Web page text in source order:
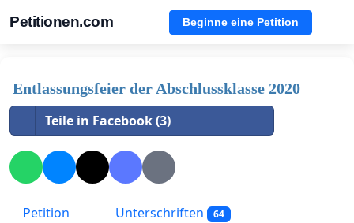
Petitionen.com Beginne eine Petition
Entlassungsfeier der Abschlussklasse 2020
Teile in Facebook (3)
Petition Unterschriften 64